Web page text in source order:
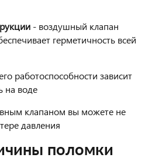
- воздушный клапан
герметичность всей
работоспособности зависит
на воде
клапаном вы можете не
давления
поломки